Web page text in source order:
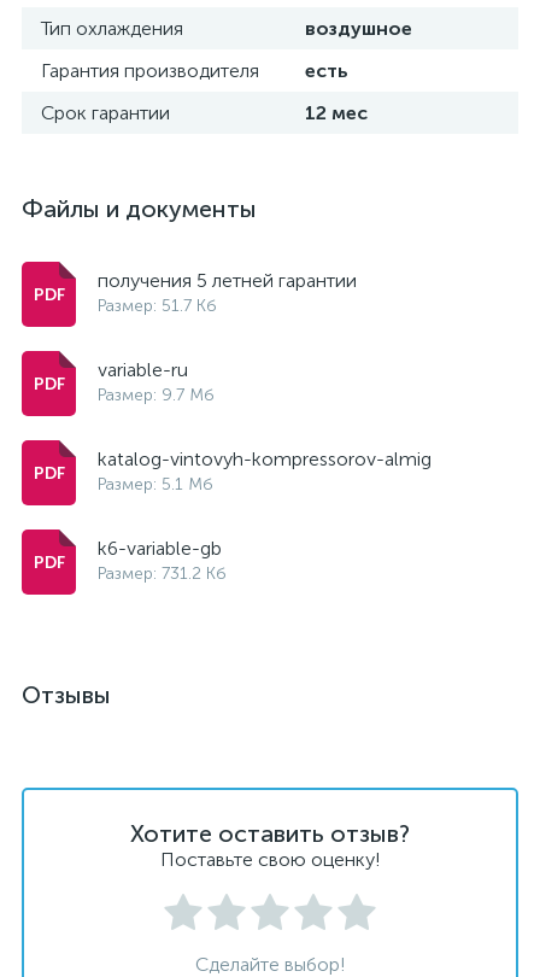
Тип охлаждения
воздушное
Гарантия производителя
есть
Срок гарантии
12 мес
Файлы и документы
получения 5 летней гарантии
Размер: 51.7 Кб
variable-ru
Размер: 9.7 Мб
katalog-vintovyh-kompressorov-almig
Размер: 5.1 Мб
k6-variable-gb
Размер: 731.2 Кб
Отзывы
Хотите оставить отзыв?
Поставьте свою оценку!
Сделайте выбор!